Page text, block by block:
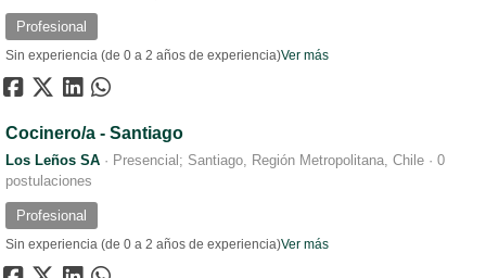
Profesional
Sin experiencia (de 0 a 2 años de experiencia)Ver más
Cocinero/a - Santiago
Los Leños SA · Presencial; Santiago, Región Metropolitana, Chile · 0
postulaciones
Profesional
Sin experiencia (de 0 a 2 años de experiencia)Ver más